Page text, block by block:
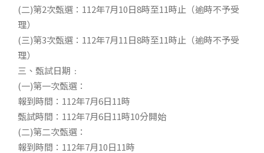
(二)第2次甄選：112年7月10日8時至11時止（逾時不予受
理）
(三)第3次甄選：112年7月11日8時至11時止（逾時不予受
理）
三、甄試日期﹕
(一)第一次甄選：
報到時間：112年7月6日11時
甄試時間：112年7月6日11時10分開始
(二)第二次甄選：
報到時間：112年7月10日11時